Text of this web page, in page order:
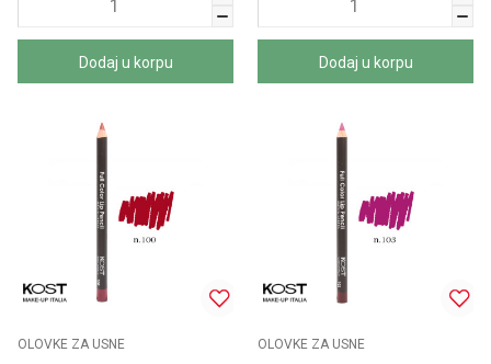
Dodaj u korpu Dodaj u korpu
OLOVKE ZA USNE OLOVKE ZA USNE